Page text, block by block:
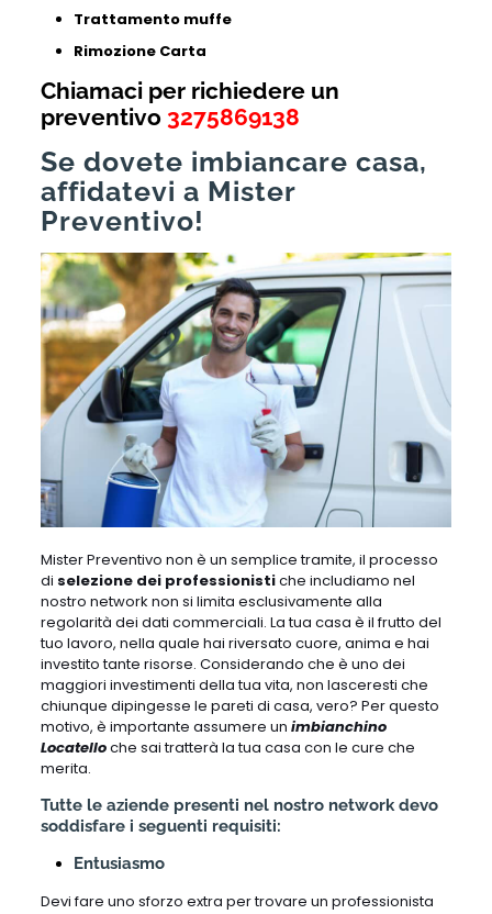
Trattamento muffe
Rimozione Carta
Chiamaci per richiedere un
preventivo 3275869138
Se dovete imbiancare casa,
affidatevi a Mister
Preventivo!
Mister Preventivo non è un semplice tramite, il processo
di selezione dei professionistiche includiamo nel
nostro network non si limita esclusivamente alla
regolarità dei dati commerciali. La tua casa è il frutto del
tuo lavoro, nella quale hai riversato cuore, anima e hai
investito tante risorse. Considerando che è uno dei
maggiori investimenti della tua vita, non lasceresti che
chiunque dipingesse le pareti di casa, vero? Per questo
motivo, è importante assumere un imbianchino
Locatelloche sai tratterà la tua casa con le cure che
merita.
Tutte le aziende presenti nel nostro network devo
soddisfare i seguenti requisiti:
Entusiasmo
Devi fare uno sforzo extra per trovare un professionista